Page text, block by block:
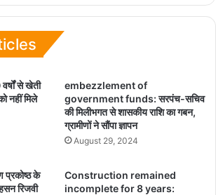
से खेती
नहीं मिले
embezzlement of
government funds: सरपंच-सचिव
की मिलीभगत से शासकीय राशि का गबन,
ग्रामीणों ने सौंपा ज्ञापन
August 29, 2024
प्रकोष्ठ के
रिजवी
Construction remained
incomplete for 8 years: